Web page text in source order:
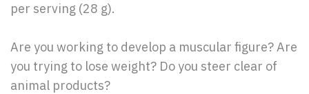
per serving (28 g).
Are you working to develop a muscular figure? Are
you trying to lose weight? Do you steer clear of
animal products?